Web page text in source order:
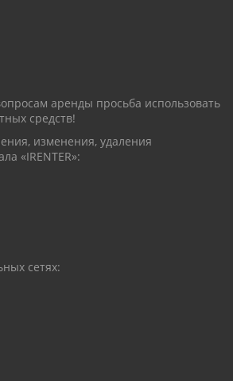
аренды просьба использовать
средств!
изменения, удаления
«IRENTER»:
сетях: